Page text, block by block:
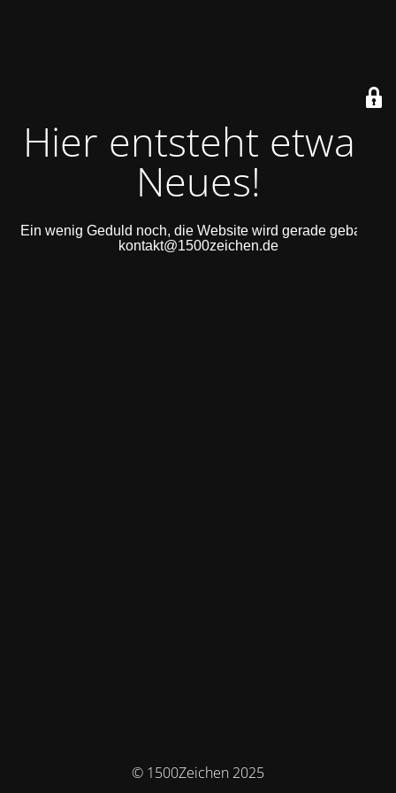
Hier entsteht etwas
Neues!
Ein wenig Geduld noch, die Website wird gerade gebaut.
kontakt@1500zeichen.de
© 1500Zeichen 2025